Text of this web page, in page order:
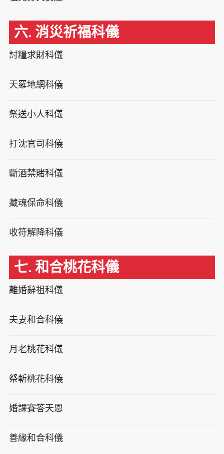
六. 消災祈福科儀
討糧求財科儀
天羅地網科儀
祭送小人科儀
打沈官司科儀
斷酒禁賭科儀
藏魂保命科儀
收符解降科儀
七. 和合桃花科儀
離婚辭祖科儀
夫妻和合科儀
月老桃花科儀
祭斬桃花科儀
婚課賽答天恩
善緣和合科儀